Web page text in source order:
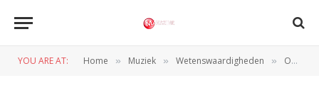
YOU ARE AT: Home » Muziek » Wetenswaardigheden » Op weg naar festivals? Zo regel je een goedkope autoverzekering voor je auto of busje